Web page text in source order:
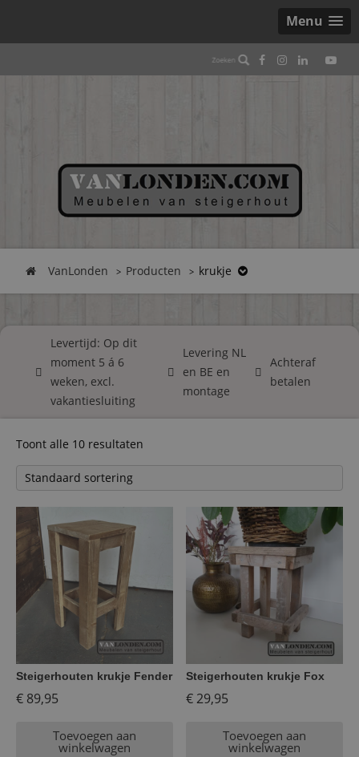
Menu
VanLonden Producten krukje
Levertijd: Op dit
moment 5 á 6
weken, excl.
vakantiesluiting
Levering NL
en BE en
montage
Achteraf
betalen
Toont alle 10 resultaten
Steigerhouten krukje Fender
€ 89,95
Toevoegen aan
winkelwagen
Steigerhouten krukje Fox
€29,95
Toevoegen aan
winkelwagen